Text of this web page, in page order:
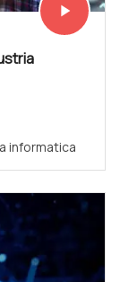
Vedi subito
play_arrow
informatica